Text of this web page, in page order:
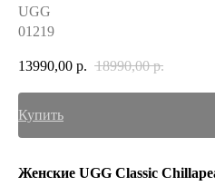
UGG
01219
13990,00 р. 18990,00 р.
Купить
Женские UGG Classic